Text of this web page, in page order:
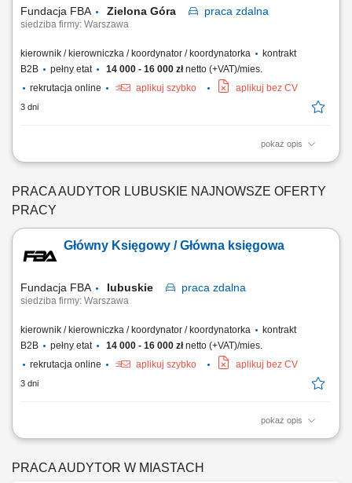
Fundacja FBA Zielona Góra praca zdalna
siedziba firmy: Warszawa
kierownik / kierowniczka / koordynator / koordynatorka
kontrakt
B2B
pełny etat 14 000 - 16 000 złnetto (+VAT)/mies.
rekrutacja online
aplikuj szybko aplikuj bez CV
3 dni
pokaż opis
samodzielne prowadzenie pełnej księgowości spółek, sporządzanie
składanie deklaracji CIT, VAT, sprawozdań do GUS, nadzór nad
rozliczeniami podatkowymi i finansowymi, prowadzenie ewidencji
środków trwałych oraz...
PRACA AUDYTOR LUBUSKIE NAJNOWSZE OFERTY
PRACY
Główny Księgowy / Główna księgowa
Fundacja FBA lubuskie praca zdalna
siedziba firmy: Warszawa
kierownik / kierowniczka / koordynator / koordynatorka
kontrakt
B2B
pełny etat 14 000 - 16 000 złnetto (+VAT)/mies.
rekrutacja online
aplikuj szybko aplikuj bez CV
3 dni
pokaż opis
samodzielne prowadzenie pełnej księgowości spółek, sporządzanie
składanie deklaracji CIT, VAT, sprawozdań do GUS, nadzór nad
PRACA AUDYTOR W MIASTACH